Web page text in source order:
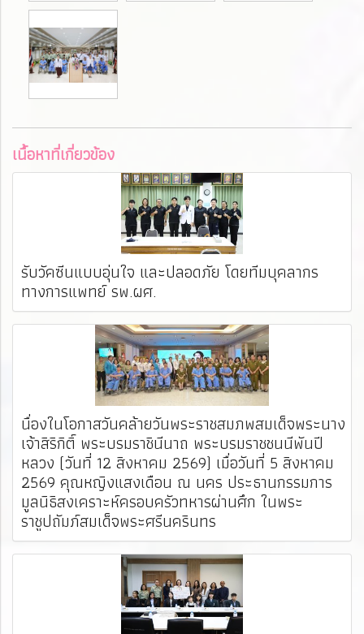
เนื้อหาที่เกี่ยวข้อง
รับวัคซีนแบบอุ่นใจ และปลอดภัย โดยทีมบุคลากร
ทางการแพทย์ รพ.ผศ. ️
นื่องในโอกาสวันคล้ายวันพระราชสมภพสมเด็จพระนาง
เจ้าสิริกิติ์ พระบรมราชินีนาถ พระบรมราชชนนีพันปี
หลวง (วันที่ 12 สิงหาคม 2569) เมื่อวันที่ 5 สิงหาคม
2569 คุณหญิงแสงเดือน ณ นคร ประธานกรรมการ
มูลนิธิสงเคราะห์ครอบครัวทหารผ่านศึก ในพระ
ราชูปถัมภ์สมเด็จพระศรีนครินทร